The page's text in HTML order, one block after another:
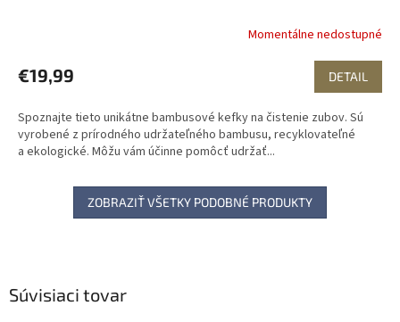
Súvisiaci tovar
Momentálne nedostupné
€19,99 DETAIL
Spoznajte tieto unikátne bambusové kefky na čistenie zubov. Sú
vyrobené z prírodného udržateľného bambusu, recyklovateľné
a ekologické. Môžu vám účinne pomôcť udržať...
ZOBRAZIŤ VŠETKY PODOBNÉ PRODUKTY